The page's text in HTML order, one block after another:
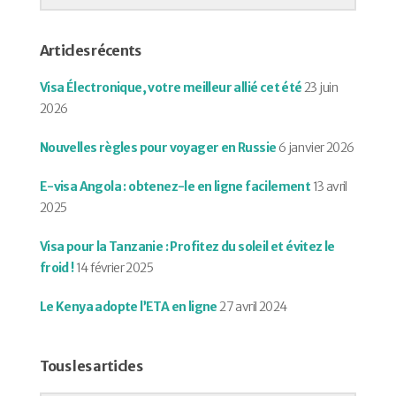
Articles récents
Visa Électronique, votre meilleur allié cet été23 juin
2026
Nouvelles règles pour voyager en Russie 6 janvier 2026
E-visa Angola : obtenez-le en ligne facilement 13 avril
2025
Visa pour la Tanzanie : Profitez du soleil et évitez le
froid !14 février 2025
Le Kenya adopte l’ETA en ligne27 avril 2024
Tous les articles